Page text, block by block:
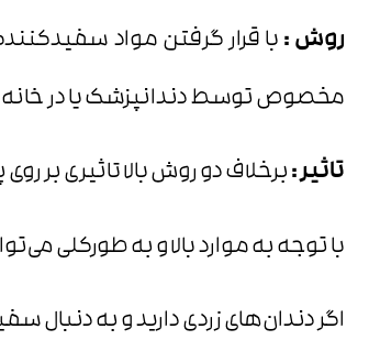
روش : با قرار گرفتن مواد
مخصوص توسط دندانپزشک یا در خانه
تاثیر :برخلاف دو روش بالا تاثیری بر
با توجه به موارد بالا و به طورکلی
اگر دندان‌های زردی دارید و به